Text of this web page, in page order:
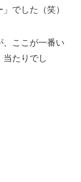
でした（笑）
、ここが一番い
たりでし